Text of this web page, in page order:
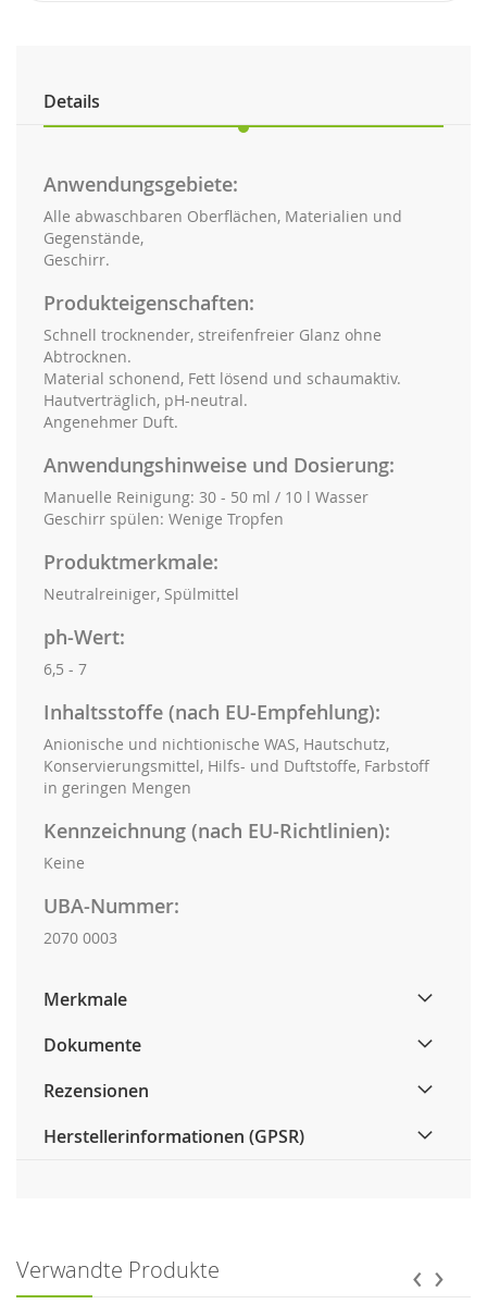
Details
Anwendungsgebiete:
Alle abwaschbaren Oberflächen, Materialien und
Gegenstände,
Geschirr.
Produkteigenschaften:
Schnell trocknender, streifenfreier Glanz ohne
Abtrocknen.
Material schonend, Fett lösend und schaumaktiv.
Hautverträglich, pH-neutral.
Angenehmer Duft.
Anwendungshinweise und Dosierung:
Manuelle Reinigung: 30 - 50 ml / 10 l Wasser
Geschirr spülen: Wenige Tropfen
Produktmerkmale:
Neutralreiniger, Spülmittel
ph-Wert:
6,5 - 7
Inhaltsstoffe (nach EU-Empfehlung):
Anionische und nichtionische WAS, Hautschutz,
Konservierungsmittel, Hilfs- und Duftstoffe, Farbstoff
in geringen Mengen
Kennzeichnung (nach EU-Richtlinien):
Keine
UBA-Nummer:
2070 0003
Merkmale
Dokumente
Rezensionen
Herstellerinformationen (GPSR)
Verwandte Produkte ‹ ›